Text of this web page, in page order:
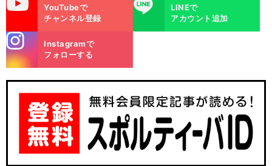
YouTubeで
チャンネル登録
LINE
LINEで
アカウント追加
m
Instagramで
フォローする